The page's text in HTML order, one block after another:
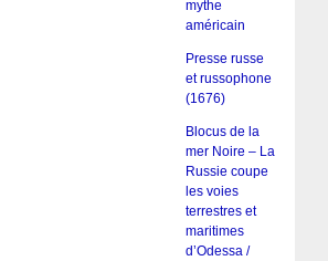
mythe
américain
Presse russe
et russophone
(1676)
Blocus de la
mer Noire – La
Russie coupe
les voies
terrestres et
maritimes
d’Odessa /